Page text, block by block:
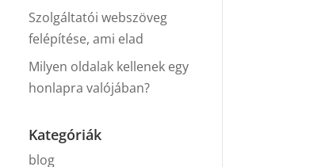
Szolgáltatói webszöveg
felépítése, ami elad
Milyen oldalak kellenek egy
honlapra valójában?
Kategóriák
blog